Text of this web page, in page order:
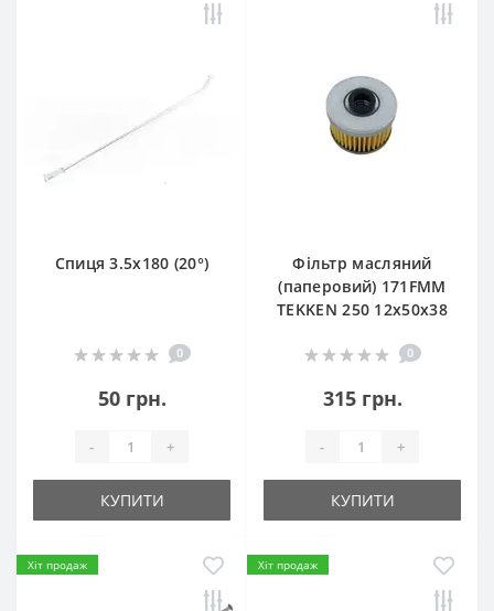
Спиця 3.5х180 (20°)
0
50 грн.
- +
КУПИТИ
Фільтр масляний
(паперовий) 171FMM
TEKKEN 250 12х50х38
0
315 грн.
- +
КУПИТИ
Хіт продаж Хіт продаж